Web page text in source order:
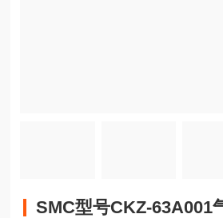
SMC型号CKZ-63A001